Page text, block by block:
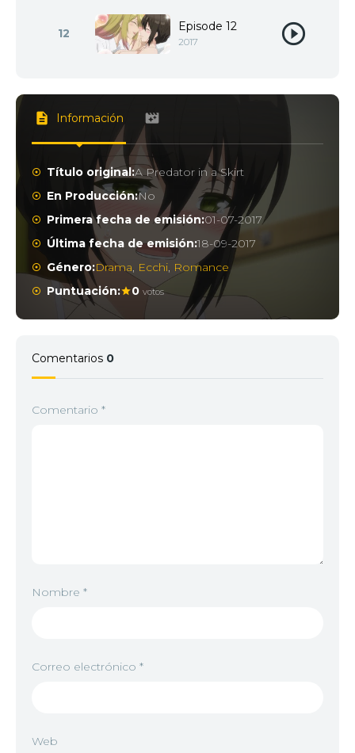
12 Episode 12
2017
Información
Título original:A Predator in a Skirt
En Producción:No
Primera fecha de emisión:01-07-2017
Última fecha de emisión:18-09-2017
Género:Drama, Ecchi, Romance
Puntuación:
0 votos
Comentarios 0
Comentario *
Nombre *
Correo electrónico *
Web